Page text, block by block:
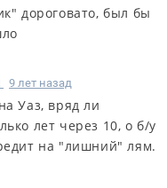
дороговато, был бы
9 лет назад
Уаз, вряд ли
лет через 10, о б/у
на "лишний" лям.